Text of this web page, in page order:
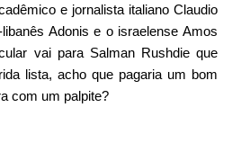
e jornalista italiano Claudio
Adonis e o israelense Amos
vai para Salman Rushdie que
lista, acho que pagaria um bom
com um palpite?